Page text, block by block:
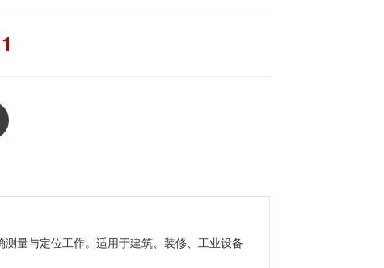
量与定位工作。适用于建筑、装修、工业设备